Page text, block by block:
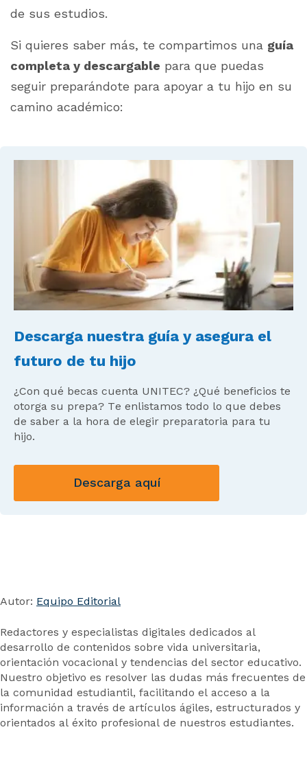
de sus estudios.
Si quieres saber más, te compartimos una guía
completa y descargable para que puedas
seguir preparándote para apoyar a tu hijo en su
camino académico:
Descarga nuestra guía y asegura el
futuro de tu hijo
¿Con qué becas cuenta UNITEC? ¿Qué beneficios te
otorga su prepa? Te enlistamos todo lo que debes
de saber a la hora de elegir preparatoria para tu
hijo.
Descarga aquí
Autor: Equipo Editorial
Redactores y especialistas digitales dedicados al
desarrollo de contenidos sobre vida universitaria,
orientación vocacional y tendencias del sector educativo.
Nuestro objetivo es resolver las dudas más frecuentes de
la comunidad estudiantil, facilitando el acceso a la
información a través de artículos ágiles, estructurados y
orientados al éxito profesional de nuestros estudiantes.